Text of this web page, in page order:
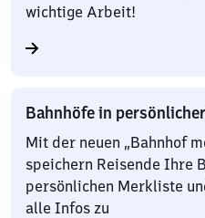
wichtige Arbeit!
Bahnhöfe in
Mit der neuen „Bahnhof
speichern Reisende Ihre
persönlichen Merkliste
alle Infos zu